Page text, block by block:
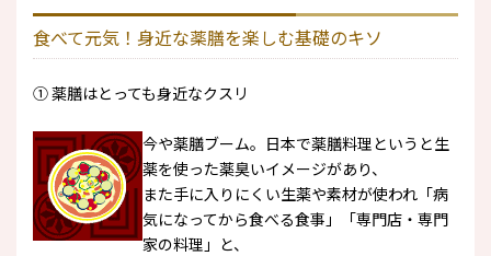
食べて元気！身近な薬膳を楽しむ基礎のキソ
① 薬膳はとっても身近なクスリ
今や薬膳ブーム。日本で薬膳料理というと生
薬を使った薬臭いイメージがあり、
また手に入りにくい生薬や素材が使われ「病
気になってから食べる食事」「専門店・専門
家の料理」と、